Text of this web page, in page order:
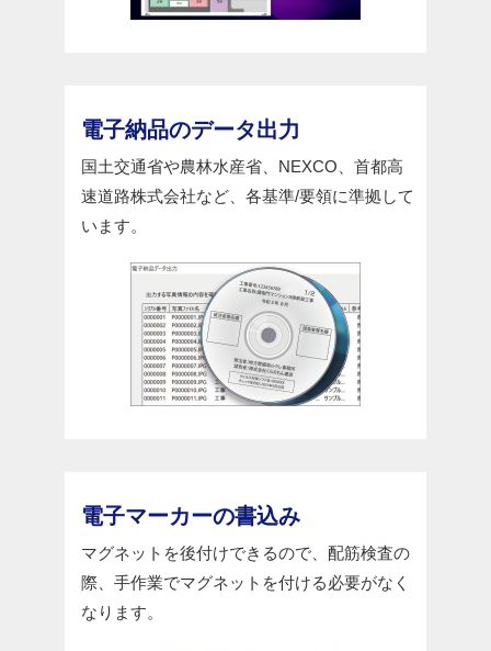
電子納品のデータ出力
国土交通省や農林水産省、NEXCO、首都高
速道路株式会社など、各基準/要領に準拠して
います。
電子マーカーの書込み
マグネットを後付けできるので、配筋検査の
際、手作業でマグネットを付ける必要がなく
なります。